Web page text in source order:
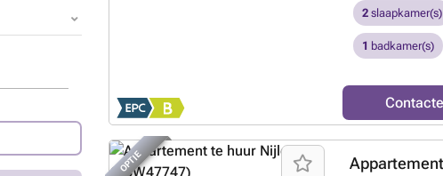
garagebox
In het centrum -
2 slaapkamer(s)
1 badkamer(s)
OPTIE